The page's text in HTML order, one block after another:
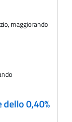
maggiorando
0,40%